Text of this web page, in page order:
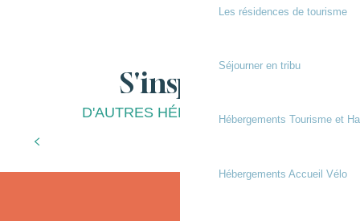
Les résidences de tourisme
Séjourner en tribu
Hébergements Tourisme et
Hébergements Accueil Vélo
S'inspirer
D'AUTRES HÉBERGEMENTS
Hébergements Accueil Vélo